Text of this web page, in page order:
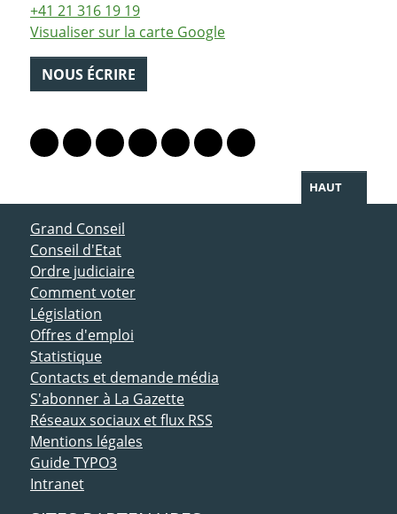
+41 21 316 19 19
Visualiser sur la carte Google
NOUS ÉCRIRE
Lien vers le profil Mastodon
Lien vers le profil Bluesky
Lien vers le profil Instagram
Lien vers le profil Linkedin
Lien vers le profil Facebook
Lien vers le profil Twitter
Partager par WhatsApp
HAUT
ACCÈS DIRECT
Grand Conseil
Conseil d'Etat
Ordre judiciaire
Comment voter
Législation
Offres d'emploi
Statistique
Contacts et demande média
S'abonner à La Gazette
Réseaux sociaux et flux RSS
Mentions légales
Guide TYPO3
Intranet